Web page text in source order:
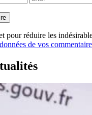
pour réduire les
de vos